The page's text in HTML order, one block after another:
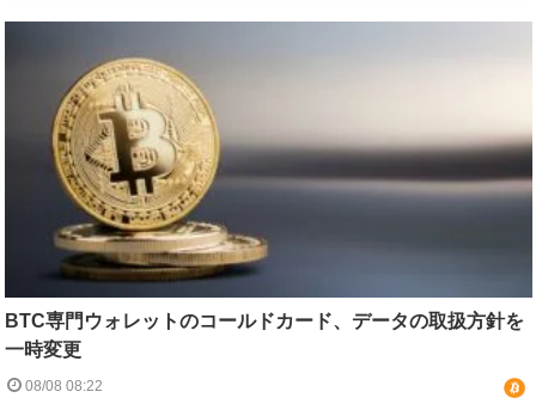
BTC専門ウォレットのコールドカード、データの取扱方針を
一時変更
08/08 08:22